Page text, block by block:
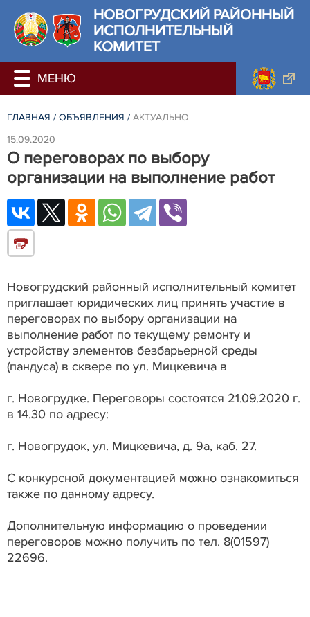
НОВОГРУДСКИЙ РАЙОННЫЙ
ИСПОЛНИТЕЛЬНЫЙ
КОМИТЕТ
ГЛАВНАЯ / ОБЪЯВЛЕНИЯ / АКТУАЛЬНО
15.09.2020
О переговорах по выбору
организации на выполнение работ
Новогрудский районный исполнительный комитет
приглашает юридических лиц принять участие в
переговорах по выбору организации на
выполнение работ по текущему ремонту и
устройству элементов безбарьерной среды
(пандуса) в сквере по ул. Мицкевича в
г. Новогрудке. Переговоры состоятся 21.09.2020 г.
в 14.30 по адресу:
г. Новогрудок, ул. Мицкевича, д. 9а, каб. 27.
С конкурсной документацией можно ознакомиться
также по данному адресу.
Дополнительную информацию о проведении
переговоров можно получить по тел. 8(01597)
22696.